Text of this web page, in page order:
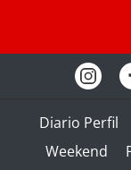
Diario Perfil
Weekend